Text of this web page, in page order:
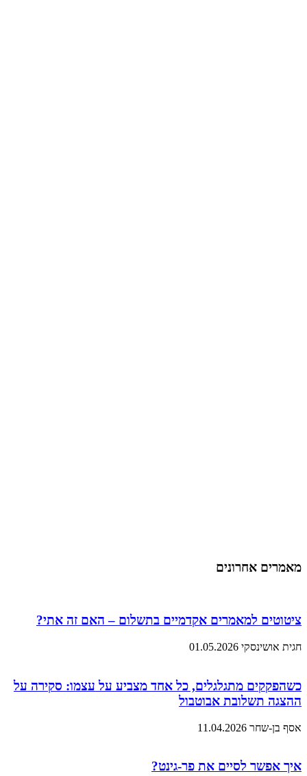
מאמרים אחרונים
ציטוטים למאמרים אקדמיים בתשלום – האם זה אתי?
חגית אושינסקי 01.05.2026
כשהפקקים מתגלגלים, כל אחד מצביע על עצמו: סקירה על
ההצגה תשלובת אבוטבול
אסף בן-שחר 11.04.2026
איך אפשר לסיים את פר-גינט?